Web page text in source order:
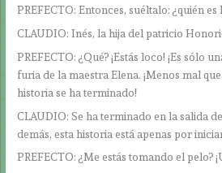
PREFECTO: Entonces, suéltalo: ¿quién
CLAUDIO: Inés, la hija del patricio
PREFECTO: ¿Qué? ¡Estás loco! ¡Es sólo
furia de la maestra Elena. ¡Menos mal
historia se ha terminado!
CLAUDIO: Se ha terminado en la salida
demás, esta historia está apenas por
PREFECTO: ¿Me estás tomando el pelo?